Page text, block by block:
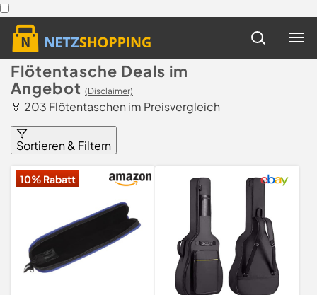
Flötentasche Deals im
Angebot (Disclaimer)
🏅 203 Flötentaschen im Preisvergleich
Sortieren & Filtern
10% Rabatt